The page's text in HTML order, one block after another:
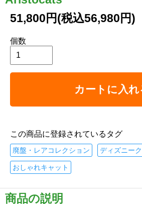
51,800円(税込56,980円)
個数
カートに入れ
この商品に登録されているタグ
廃盤・レアコレクション ディズニー
おしゃれキャット
商品の説明